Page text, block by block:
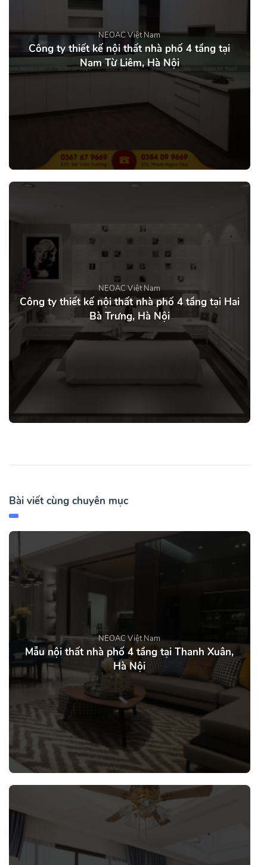
NEOAC Việt Nam
Công ty thiết kế nội thất nhà phố 4 tầng tại
Nam Từ Liêm, Hà Nội
NEOAC Việt Nam
Công ty thiết kế nội thất nhà phố 4 tầng tại Hai
Bà Trưng, Hà Nội
Bài viết cùng chuyên mục
NEOAC Việt Nam
Mẫu nội thất nhà phố 4 tầng tại Thanh Xuân,
Hà Nội